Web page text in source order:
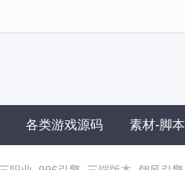
各类游戏源码 素材-脚本